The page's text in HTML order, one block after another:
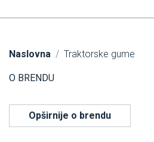
Naslovna Traktorske gume
O BRENDU
Opširnije o brendu